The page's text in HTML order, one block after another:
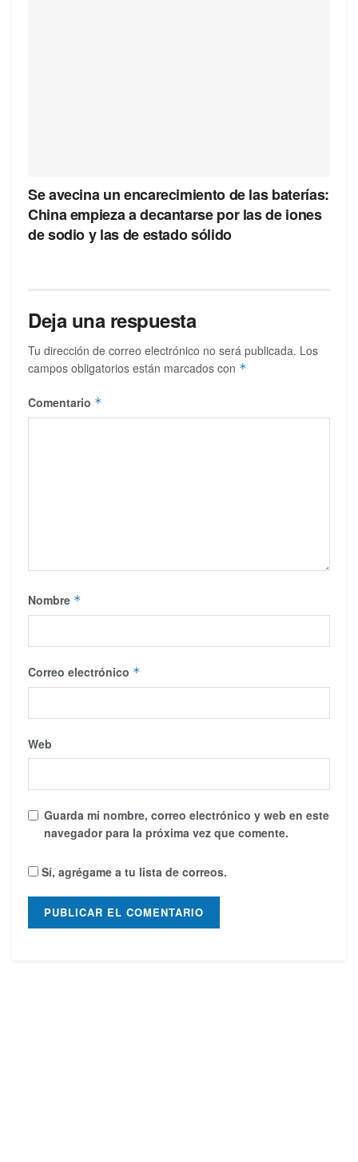
Se avecina un encarecimiento de las baterías:
China empieza a decantarse por las de iones
de sodio y las de estado sólido
Deja una respuesta
Tu dirección de correo electrónico no será publicada. Los
campos obligatorios están marcados con *
Comentario *
Nombre *
Correo electrónico *
Web
Guarda mi nombre, correo electrónico y web en este
navegador para la próxima vez que comente.
Sí, agrégame a tu lista de correos.